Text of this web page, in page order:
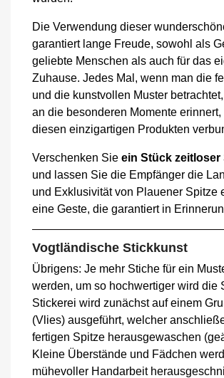
Die Verwendung dieser
garantiert lange Freude, sowohl als
geliebte Menschen als auch für das
Zuhause. Jedes Mal, wenn man die
und die kunstvollen Muster
an die besonderen Momente erinnert,
diesen einzigartigen Produkten
Verschenken Sie ein Stück
und lassen Sie die Empfänger die
und Exklusivität von Plauener Spitze
eine Geste, die garantiert in
Vogtländische Stickkunst
Übrigens: Je mehr Stiche für ein
werden, um so hochwertiger wird die
Stickerei wird zunächst auf einem
(Vlies) ausgeführt, welcher
fertigen Spitze herausgewaschen
Kleine Überstände und Fädchen
mühevoller Handarbeit